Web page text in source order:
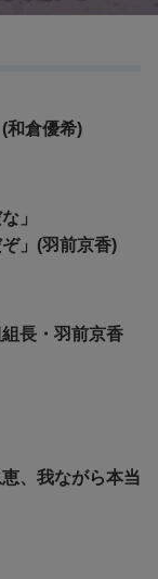
和倉優希)
」
」(羽前京香)
長・羽前京香
、我ながら本当